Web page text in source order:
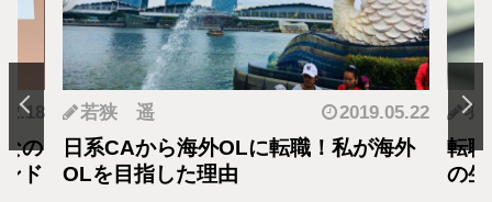
の
ド
若狭 遥 2019.05.22
日系CAから海外OLに転職！私が海外
OLを目指した理由
羽
転
の